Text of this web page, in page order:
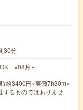
30分
OK ※08月～
給3400円×実働7h30m×
るものではありませ